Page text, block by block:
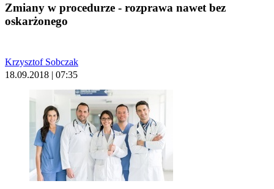
Zmiany w procedurze - rozprawa nawet bez
oskarżonego
Krzysztof Sobczak
18.09.2018 | 07:35